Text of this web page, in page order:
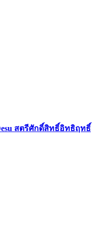
สตรีศักดิ์สิทธิ์อิทธิฤทธิ์